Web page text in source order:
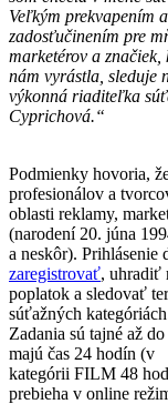
Veľkým prekvapením a
zadosťučinením pre
marketérov a značiek,
nám vyrástla, sleduje
výkonná riaditeľka
Cyprichová.“
Podmienky hovoria,
profesionálov a
oblasti reklamy,
(narodení 20. júna
a neskôr). Prihlásenie
zaregistrovať, uhradiť
poplatok a sledovať
súťažných
Zadania sú tajné až
majú čas 24 hodín (v
kategórii FILM 48
prebieha v online